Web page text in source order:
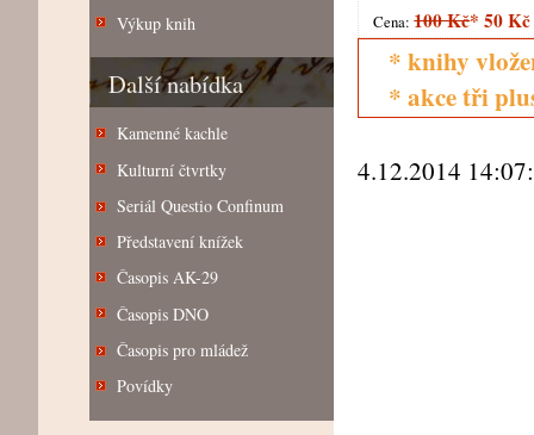
Výkup knih
Další nabídka
Kamenné kachle
Kulturní čtvrtky
Seriál Questio Confinum
Představení knížek
Časopis AK-29
Časopis DNO
Časopis pro mládež
Povídky
Cena:100 Kč* 50 Kč
* knihy
* akce tři
4.12.2014